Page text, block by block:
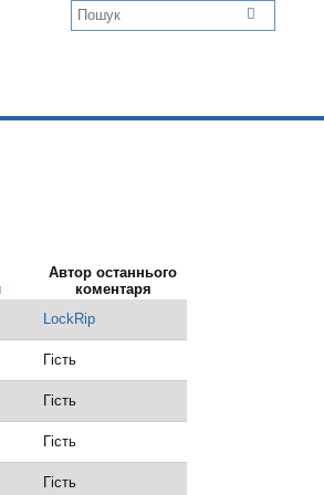
Автор останнього
коментаря
LockRip
Гість
Гість
Гість
Гість